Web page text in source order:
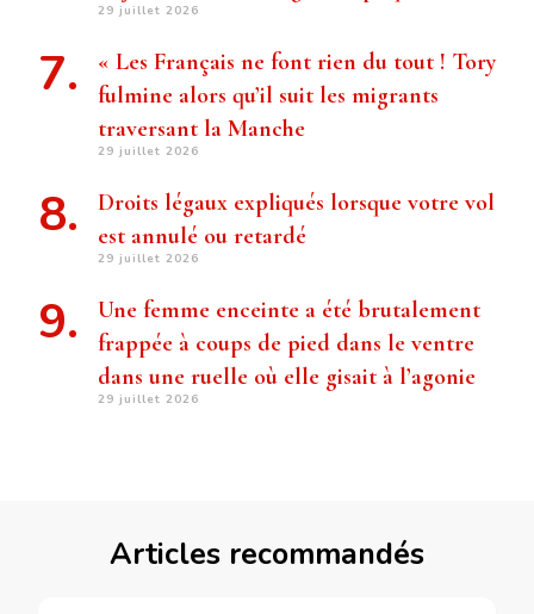
29 juillet 2026
« Les Français ne font rien du tout ! Tory
fulmine alors qu’il suit les migrants
traversant la Manche
29 juillet 2026
Droits légaux expliqués lorsque votre vol
est annulé ou retardé
29 juillet 2026
Une femme enceinte a été brutalement
frappée à coups de pied dans le ventre
dans une ruelle où elle gisait à l’agonie
29 juillet 2026
Articles recommandés